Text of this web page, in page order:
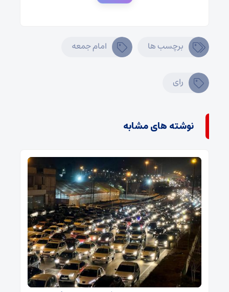
برچسب ها امام جمعه
رای
نوشته های مشابه